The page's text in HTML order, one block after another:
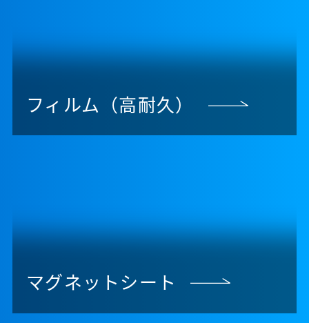
フィルム（高耐久）
マグネットシート